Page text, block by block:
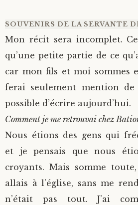
SOUVENIRS DE LA SERVANTE
Mon récit sera incomplet.
qu’une petite partie de ce
car mon fils et moi sommes
ferai seulement mention
possible d’écrire aujourd’hui.
Comment je me retrouvai chez
Nous étions des gens qui
et je pensais que nous
croyants. Mais somme
allais à l’église, sans me
n’était pas tout. J’ai